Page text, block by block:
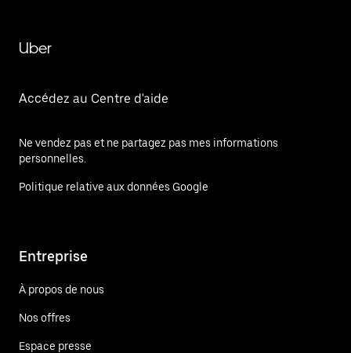
Uber
Accédez au Centre d'aide
Ne vendez pas et ne partagez pas mes informations
personnelles.
Politique relative aux données Google
Entreprise
À propos de nous
Nos offres
Espace presse